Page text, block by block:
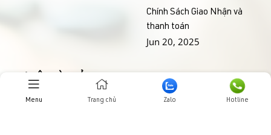
Chính Sách Giao Nhận và
thanh toán
Jun 20, 2025
THƯ VIỆN HÌNH ẢNHH
Menu Trang chủ Zalo Hotline